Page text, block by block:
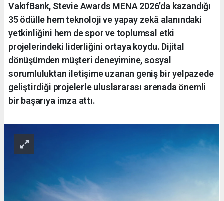
VakıfBank, Stevie Awards MENA 2026’da kazandığı
35 ödülle hem teknoloji ve yapay zekâ alanındaki
yetkinliğini hem de spor ve toplumsal etki
projelerindeki liderliğini ortaya koydu. Dijital
dönüşümden müşteri deneyimine, sosyal
sorumluluktan iletişime uzanan geniş bir yelpazede
geliştirdiği projelerle uluslararası arenada önemli
bir başarıya imza attı.